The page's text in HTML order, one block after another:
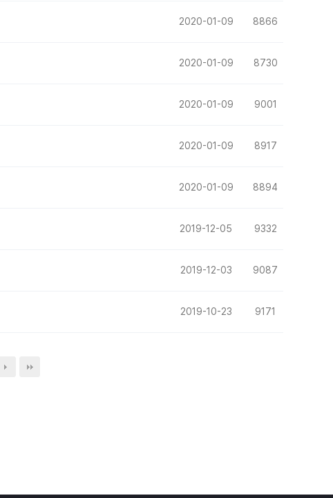
2020-01-09 8866
2020-01-09 8730
2020-01-09 9001
2020-01-09 8917
2020-01-09 8894
2019-12-05 9332
2019-12-03 9087
2019-10-23 9171